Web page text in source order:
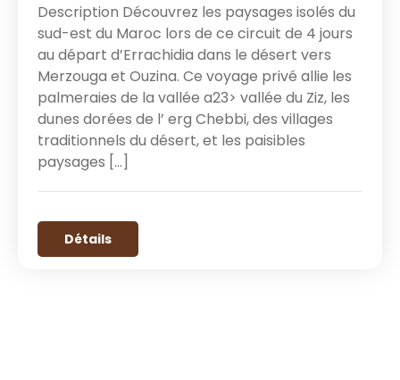
Description Découvrez les paysages isolés du
sud-est du Maroc lors de ce circuit de 4 jours
au départ d’Errachidia dans le désert vers
Merzouga et Ouzina. Ce voyage privé allie les
palmeraies de la vallée a23> vallée du Ziz, les
dunes dorées de l’ erg Chebbi, des villages
traditionnels du désert, et les paisibles
paysages […]
Détails